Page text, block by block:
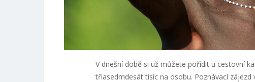
V dnešní době si už můžete pořídit u cestovní
třiasedmdesát tisíc na osobu. Poznávací